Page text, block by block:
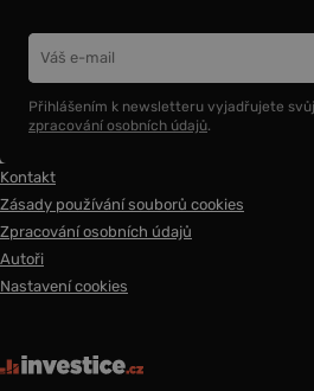
Přihlášením k newsletteru vyjadřujete
zpracování osobních údajů.
Kontakt
Zásady používání souborů cookies
Zpracování osobních údajů
Autoři
Nastavení cookies